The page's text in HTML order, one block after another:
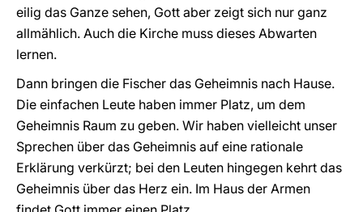
eilig das Ganze sehen, Gott aber zeigt sich nur ganz
allmählich. Auch die Kirche muss dieses Abwarten
lernen.
Dann bringen die Fischer das Geheimnis nach Hause.
Die einfachen Leute haben immer Platz, um dem
Geheimnis Raum zu geben. Wir haben vielleicht unser
Sprechen über das Geheimnis auf eine rationale
Erklärung verkürzt; bei den Leuten hingegen kehrt das
Geheimnis über das Herz ein. Im Haus der Armen